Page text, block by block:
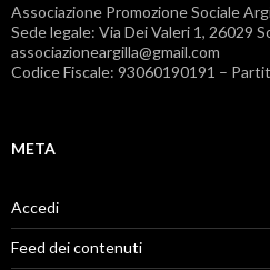
Associazione Promozione Sociale
Sede legale: Via Dei Valeri 1, 26029
associazioneargilla@gmail.com
Codice Fiscale: 93060190191 –
META
Accedi
Feed dei contenuti